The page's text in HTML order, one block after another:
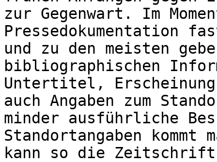
zur Gegenwart. Im
Pressedokumentation
und zu den meisten
bibliographischen
Untertitel,
auch Angaben zum
minder ausführliche
Standortangaben
kann so die Zeitschrift